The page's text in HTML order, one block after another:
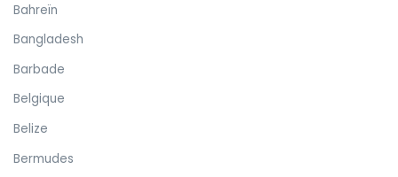
Bahreïn
Bangladesh
Barbade
Belgique
Belize
Bermudes